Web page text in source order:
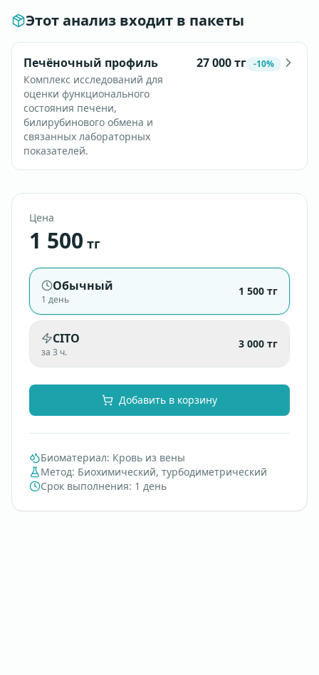
Этот анализ входит в пакеты
Печёночный профиль
Комплекс исследований для
оценки функционального
состояния печени,
билирубинового обмена и
связанных лабораторных
показателей.
27 000тг -10%
Цена
1 500 тг
Обычный
1 день
1 500 тг
CITO
за 3 ч.
3 000 тг
Добавить в корзину
Биоматериал: Кровь из вены
Метод: Биохимический, турбодиметрический
Срок выполнения: 1 день